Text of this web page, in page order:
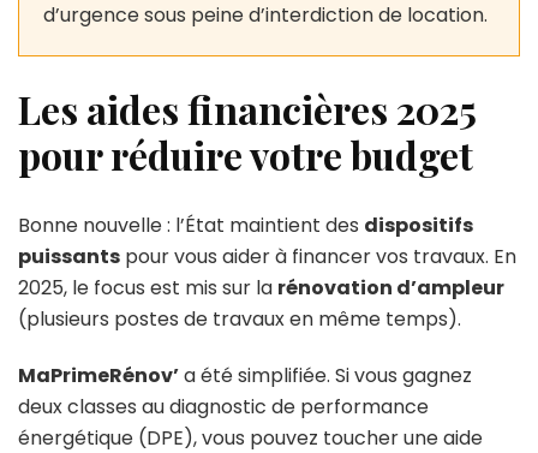
d’urgence sous peine d’interdiction de location.
Les aides financières 2025
pour réduire votre budget
Bonne nouvelle : l’État maintient des dispositifs
puissants pour vous aider à financer vos travaux. En
2025, le focus est mis sur la rénovation d’ampleur
(plusieurs postes de travaux en même temps).
MaPrimeRénov’a été simplifiée. Si vous gagnez
deux classes au diagnostic de performance
énergétique (DPE), vous pouvez toucher une aide